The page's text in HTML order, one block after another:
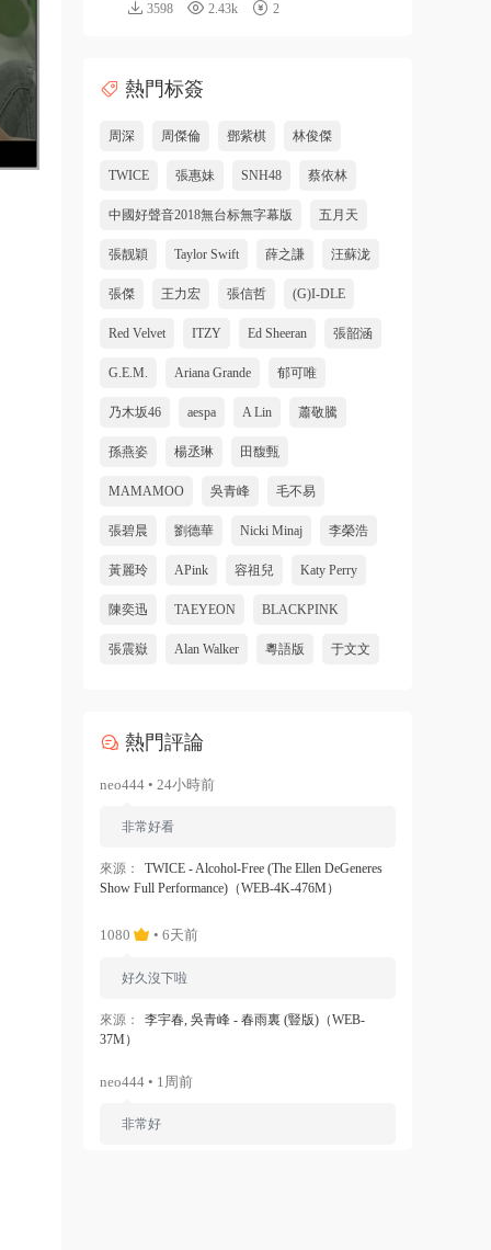
3598 2.43k 2
熱門标簽
周深 周傑倫 鄧紫棋 林俊傑
TWICE 張惠妹 SNH48 蔡依林
中國好聲音2018無台标無字幕版 五月天
張靓穎 Taylor Swift 薛之謙 汪蘇泷
張傑 王力宏 張信哲 (G)I-DLE
Red Velvet ITZY Ed Sheeran 張韶涵
G.E.M. Ariana Grande 郁可唯
乃木坂46 aespa A Lin 蕭敬騰
孫燕姿 楊丞琳 田馥甄
MAMAMOO 吳青峰 毛不易
張碧晨 劉德華 Nicki Minaj 李榮浩
黃麗玲 APink 容祖兒 Katy Perry
陳奕迅 TAEYEON BLACKPINK
張震嶽 Alan Walker 粵語版 于文文
熱門評論
neo444 • 24小時前
非常好看
來源：
TWICE - Alcohol-Free (The Ellen DeGeneres
Show Full Performance)（WEB-4K-476M）
1080 • 6天前
好久沒下啦
來源：
李宇春, 吳青峰 - 春雨裏 (豎版)（WEB-
37M）
neo444 • 1周前
非常好